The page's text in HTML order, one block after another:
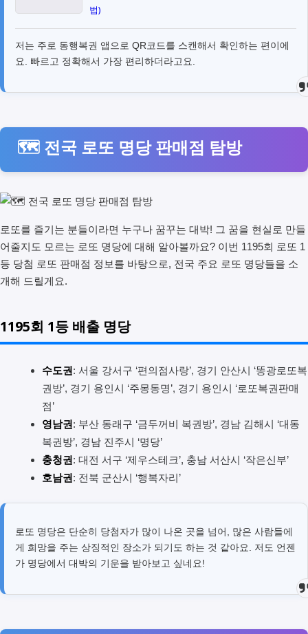
법)
저는 주로 동행복권 앱으로 QR코드를 스캔해서 확인하는 편이에
요. 빠르고 정확해서 가장 편리하더라고요.
🗺️ 전국 로또 명당 판매점 탐방
로또를 즐기는 분들이라면 누구나 꿈꾸는 대박! 그 꿈을 현실로 만들
어줄지도 모르는 로또 명당에 대해 알아볼까요? 이번 1195회 로또 1
등 당첨 로또 판매점 정보를 바탕으로, 전국 주요 로또 명당들을 소
개해 드릴게요.
1195회 1등 배출 명당
수도권: 서울 강서구 ‘편의점사랑’, 경기 안산시 ‘똥광로또복
권방’, 경기 용인시 ‘주몽동명’, 경기 용인시 ‘로또복권판매
점’
영남권: 부산 동래구 ‘금두꺼비 복권방’, 경남 김해시 ‘대동
복권방’, 경남 진주시 ‘명당’
충청권: 대전 서구 ‘제우스테크’, 충남 서산시 ‘작은신부’
호남권: 전북 군산시 ‘행복자리’
로또 명당은 단순히 당첨자가 많이 나온 곳을 넘어, 많은 사람들에
게 희망을 주는 상징적인 장소가 되기도 하는 것 같아요. 저도 언젠
가 명당에서 대박의 기운을 받아보고 싶네요!